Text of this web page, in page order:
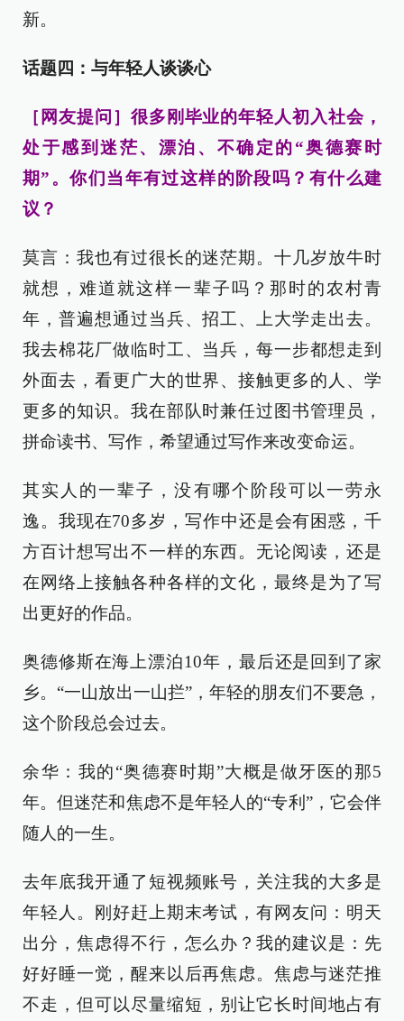
新。
话题四：与年轻人谈谈心
［网友提问］很多刚毕业的年轻人初入社会，
处于感到迷茫、漂泊、不确定的“奥德赛时
期”。你们当年有过这样的阶段吗？有什么建
议？
莫言：我也有过很长的迷茫期。十几岁放牛时
就想，难道就这样一辈子吗？那时的农村青
年，普遍想通过当兵、招工、上大学走出去。
我去棉花厂做临时工、当兵，每一步都想走到
外面去，看更广大的世界、接触更多的人、学
更多的知识。我在部队时兼任过图书管理员，
拼命读书、写作，希望通过写作来改变命运。
其实人的一辈子，没有哪个阶段可以一劳永
逸。我现在70多岁，写作中还是会有困惑，千
方百计想写出不一样的东西。无论阅读，还是
在网络上接触各种各样的文化，最终是为了写
出更好的作品。
奥德修斯在海上漂泊10年，最后还是回到了家
乡。“一山放出一山拦”，年轻的朋友们不要急，
这个阶段总会过去。
余华：我的“奥德赛时期”大概是做牙医的那5
年。但迷茫和焦虑不是年轻人的“专利”，它会伴
随人的一生。
去年底我开通了短视频账号，关注我的大多是
年轻人。刚好赶上期末考试，有网友问：明天
出分，焦虑得不行，怎么办？我的建议是：先
好好睡一觉，醒来以后再焦虑。焦虑与迷茫推
不走，但可以尽量缩短，别让它长时间地占有